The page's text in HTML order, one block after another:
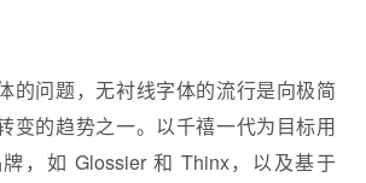
的问题，无衬线字体的流行是向极简
变的趋势之一。以千禧一代为目标用
，如 Glossier 和 Thinx，以及基于